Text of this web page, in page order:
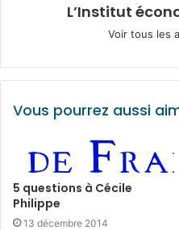
L’Institut
Voir tous les
Vous pourrez aussi
5 questions à Cécile
Philippe
13 décembre 2014